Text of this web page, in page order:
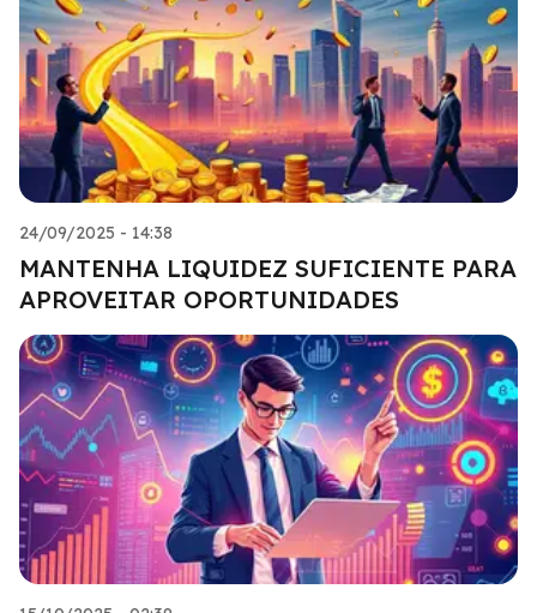
24/09/2025 - 14:38
MANTENHA LIQUIDEZ SUFICIENTE PARA
APROVEITAR OPORTUNIDADES